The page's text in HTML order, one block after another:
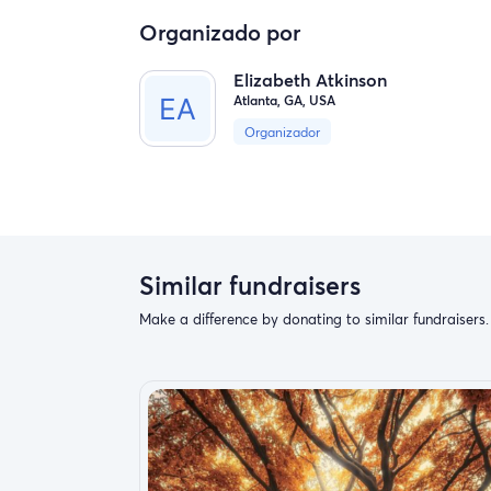
Organizado por
Elizabeth Atkinson
Atlanta, GA, USA
Organizador
Similar fundraisers
Make a difference by donating to similar fundraisers.